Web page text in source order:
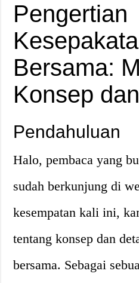
Pengertian
Bersama:
Konsep
Pendahuluan
Halo, pembaca yang
sudah berkunjung di
kesempatan kali ini,
tentang konsep dan
bersama. Sebagai